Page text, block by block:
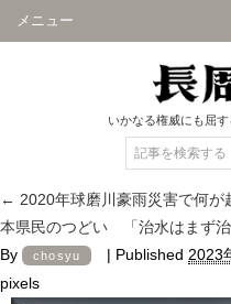
メニュー
いかなる権威にも屈
← 2020年球磨川豪雨災害で何
本県民のつどい 「治水はまず治
By
chosyu | Published 2023
pixels